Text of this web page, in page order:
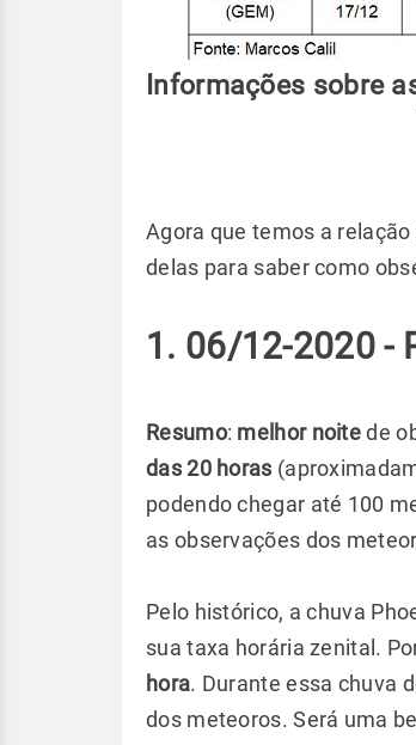
Informações sobre
Agora que temos a
delas para saber como
1. 06/12-2020 -
Resumo: melhor noitede
das 20 horas
podendo chegar até 100
as observações dos
Pelo histórico, a chuva
sua taxa horária zenital.
hora. Durante essa chuva
dos meteoros. Será uma